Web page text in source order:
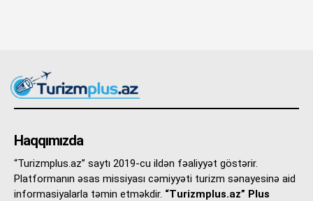
Haqqımızda
“Turizmplus.az” saytı 2019-cu ildən fəaliyyət göstərir.
Platformanın əsas missiyası cəmiyyəti turizm sənayesinə aid
informasiyalarla təmin etməkdir. “Turizmplus.az” Plus